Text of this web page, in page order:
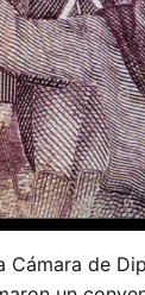
Cámara de